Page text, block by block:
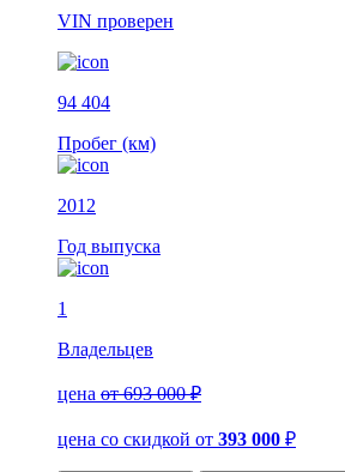
VIN проверен
94 404
Пробег (км)
2012
Год выпуска
1
Владельцев
цена от 693 000 ₽
цена со скидкой от 393 000 ₽